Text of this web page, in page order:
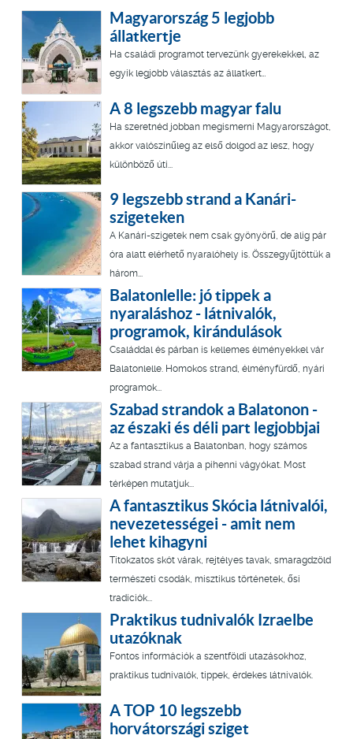
Magyarország 5 legjobb
állatkertje
Ha családi programot tervezünk gyerekekkel, az
egyik legjobb választás az állatkert…
A 8 legszebb magyar falu
Ha szeretnéd jobban megismerni Magyarországot,
akkor valószínűleg az első dolgod az lesz, hogy
különböző úti...
9 legszebb strand a Kanári-
szigeteken
A Kanári-szigetek nem csak gyönyörű, de alig pár
óra alatt elérhető nyaralóhely is. Összegyűjtöttük a
három...
Balatonlelle: jó tippek a
nyaraláshoz - látnivalók,
programok, kirándulások
Családdal és párban is kellemes élményekkel vár
Balatonlelle. Homokos strand, élményfürdő, nyári
programok...
Szabad strandok a Balatonon -
az északi és déli part legjobbjai
Az a fantasztikus a Balatonban, hogy számos
szabad strand várja a pihenni vágyókat. Most
térképen mutatjuk...
A fantasztikus Skócia látnivalói,
nevezetességei - amit nem
lehet kihagyni
Titokzatos skót várak, rejtélyes tavak, smaragdzöld
természeti csodák, misztikus történetek, ősi
tradíciók...
Praktikus tudnivalók Izraelbe
utazóknak
Fontos információk a szentföldi utazásokhoz,
praktikus tudnivalók, tippek, érdekes látnivalók.
A TOP 10 legszebb
horvátországi sziget